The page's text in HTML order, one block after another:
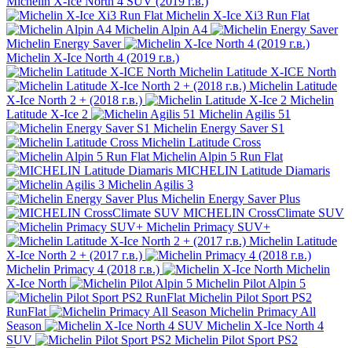
Michelin X-Ice Xi3 Run Flat
Michelin Alpin A4
Michelin Energy Saver
Michelin X-Ice North 4 (2019 г.в.)
Michelin Latitude X-ICE North
Michelin Latitude
X-Ice North 2 + (2018 г.в.)
Michelin
Latitude X-Ice 2
Michelin Agilis 51
Michelin Energy Saver S1
Michelin Latitude Cross
Michelin Alpin 5 Run Flat
MICHELIN Latitude Diamaris
Michelin Agilis 3
Michelin Energy Saver Plus
MICHELIN CrossClimate SUV
Michelin Primacy SUV+
Michelin Latitude
X-Ice North 2 + (2017 г.в.)
Michelin Primacy 4 (2018 г.в.)
Michelin
X-Ice North
Michelin Pilot Alpin 5
Michelin Pilot Sport PS2
RunFlat
Michelin Primacy All
Season
Michelin X-Ice North 4
SUV
Michelin Pilot Sport PS2